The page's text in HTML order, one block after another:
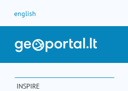
english
INSPIRE